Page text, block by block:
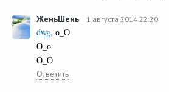
ЖеньШень 1 августа 2014 22:20
dwg, о_О
О_о
О_О
Ответить